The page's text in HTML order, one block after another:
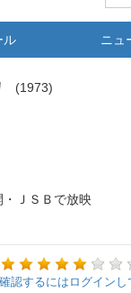
ル ニュ
1973
ＪＳＢで放映
認するにはログインし